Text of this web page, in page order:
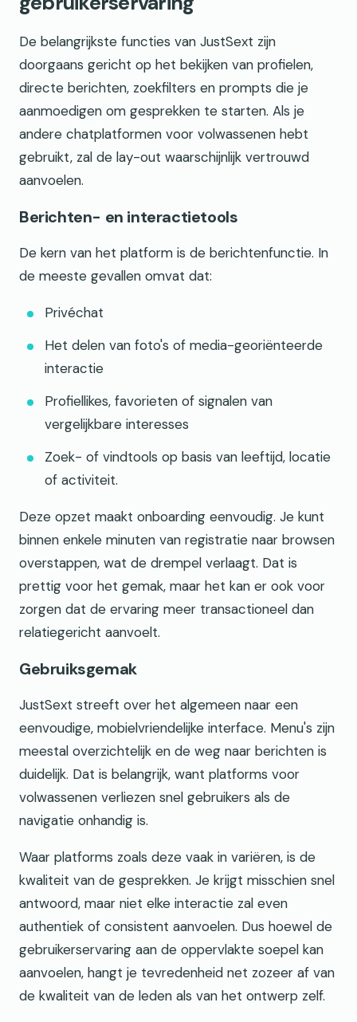
De belangrijkste functies van JustSext zijn
doorgaans gericht op het bekijken van profielen,
directe berichten, zoekfilters en prompts die je
aanmoedigen om gesprekken te starten. Als je
andere chatplatformen voor volwassenen hebt
gebruikt, zal de lay-out waarschijnlijk vertrouwd
aanvoelen.
Berichten- en interactietools
De kern van het platform is de berichtenfunctie. In
de meeste gevallen omvat dat:
Privéchat
Het delen van foto's of media-georiënteerde
interactie
Profiellikes, favorieten of signalen van
vergelijkbare interesses
Zoek- of vindtools op basis van leeftijd, locatie
of activiteit.
Deze opzet maakt onboarding eenvoudig. Je kunt
binnen enkele minuten van registratie naar browsen
overstappen, wat de drempel verlaagt. Dat is
prettig voor het gemak, maar het kan er ook voor
zorgen dat de ervaring meer transactioneel dan
relatiegericht aanvoelt.
Gebruiksgemak
JustSext streeft over het algemeen naar een
eenvoudige, mobielvriendelijke interface. Menu's zijn
meestal overzichtelijk en de weg naar berichten is
duidelijk. Dat is belangrijk, want platforms voor
volwassenen verliezen snel gebruikers als de
navigatie onhandig is.
Waar platforms zoals deze vaak in variëren, is de
kwaliteit van de gesprekken. Je krijgt misschien snel
antwoord, maar niet elke interactie zal even
authentiek of consistent aanvoelen. Dus hoewel de
gebruikerservaring aan de oppervlakte soepel kan
aanvoelen, hangt je tevredenheid net zozeer af van
de kwaliteit van de leden als van het ontwerp zelf.